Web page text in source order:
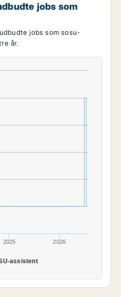
jobs som
jobs som sosu-
år.
assistent
2025 2026